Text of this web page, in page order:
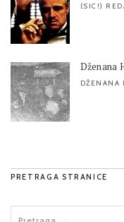
(SIC!)
Dženana
DŽENANA
PRETRAGA STRANICE